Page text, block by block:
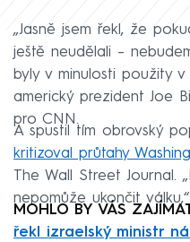
„Jasně jsem řekl, že
ještě neudělali –
byly v minulosti použity v
americký prezident Joe
pro CNN.
A spustil tím obrovský
kritizoval průtahy
The Wall Street Journal.
nepomůže ukončit
MOHLO BY VÁS
řekl izraelský ministr